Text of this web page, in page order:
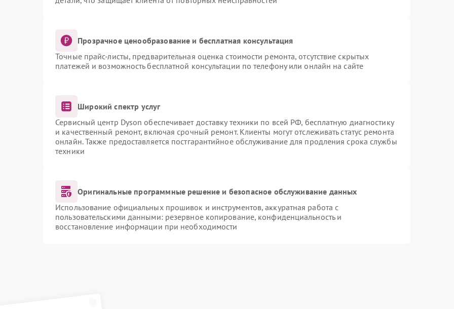
Прозрачное ценообразование и бесплатная консультация
Точные прайс-листы, предварительная оценка стоимости ремонта, отсутствие скрытых
платежей и возможность бесплатной консультации по телефону или онлайн на сайте
Широкий спектр услуг
Сервисный центр Dyson обеспечивает доставку техники по всей РФ, бесплатную диагностику
и качественный ремонт, включая срочный ремонт. Клиенты могут отслеживать статус ремонта
онлайн. Также предоставляется постгарантийное обслуживание для продления срока службы
техники
Оригинальные программные решение и безопасное обслуживание данных
Использование официальных прошивок и инструментов, аккуратная работа с
пользовательскими данными: резервное копирование, конфиденциальность и
восстановление информации при необходимости